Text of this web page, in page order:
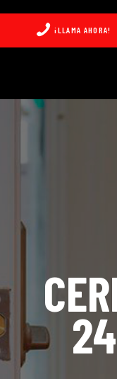
¡LLAMA AHORA!
APERTURA